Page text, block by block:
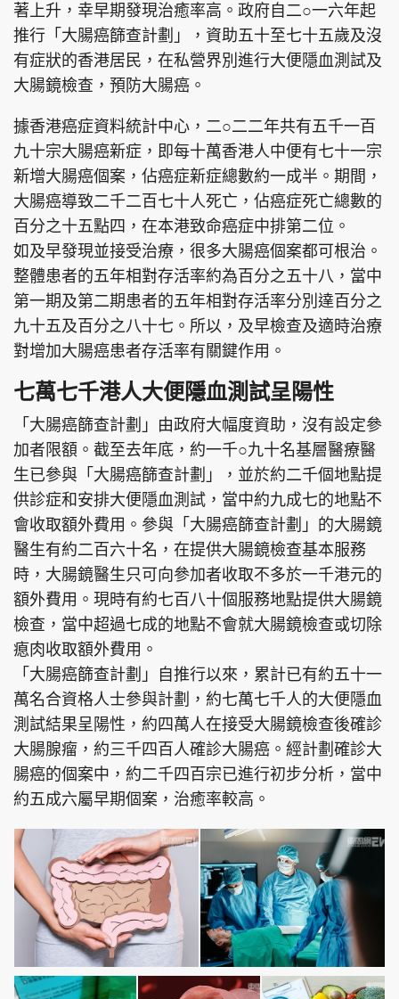
東周刊 cazbuyer 東Touch
頭條日報 星島環球 The Standard
親子王 Oh!爸媽 JobMarket
頭條搵工 EDUPLUS
關於我們
聯絡我們
隱私政策聲明
使用條款
版權及免責聲明
Copyright © 東周網 版權所有 . 不得轉載
©Eastweek.com.hk. All rights reserved.
著上升，幸早期發現治癒率高。政府自二○一六年起
推行「大腸癌篩查計劃」，資助五十至七十五歲及沒
有症狀的香港居民，在私營界別進行大便隱血測試及
大腸鏡檢查，預防大腸癌。
據香港癌症資料統計中心，二○二二年共有五千一百
九十宗大腸癌新症，即每十萬香港人中便有七十一宗
新增大腸癌個案，佔癌症新症總數約一成半。期間，
大腸癌導致二千二百七十人死亡，佔癌症死亡總數的
百分之十五點四，在本港致命癌症中排第二位。
如及早發現並接受治療，很多大腸癌個案都可根治。
整體患者的五年相對存活率約為百分之五十八，當中
第一期及第二期患者的五年相對存活率分別達百分之
九十五及百分之八十七。所以，及早檢查及適時治療
對增加大腸癌患者存活率有關鍵作用。
七萬七千港人大便隱血測試呈陽性
「大腸癌篩查計劃」由政府大幅度資助，沒有設定參
加者限額。截至去年底，約一千○九十名基層醫療醫
生已參與「大腸癌篩查計劃」，並於約二千個地點提
供診症和安排大便隱血測試，當中約九成七的地點不
會收取額外費用。參與「大腸癌篩查計劃」的大腸鏡
醫生有約二百六十名，在提供大腸鏡檢查基本服務
時，大腸鏡醫生只可向參加者收取不多於一千港元的
額外費用。現時有約七百八十個服務地點提供大腸鏡
檢查，當中超過七成的地點不會就大腸鏡檢查或切除
瘜肉收取額外費用。
「大腸癌篩查計劃」自推行以來，累計已有約五十一
萬名合資格人士參與計劃，約七萬七千人的大便隱血
測試結果呈陽性，約四萬人在接受大腸鏡檢查後確診
大腸腺瘤，約三千四百人確診大腸癌。經計劃確診大
腸癌的個案中，約二千四百宗已進行初步分析，當中
約五成六屬早期個案，治癒率較高。